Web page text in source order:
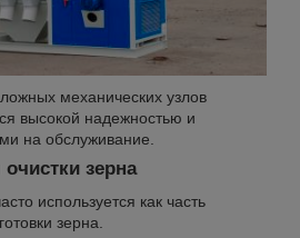
механических узлов
высокой надежностью и
на обслуживание.
зерна
используется как часть
зерна.